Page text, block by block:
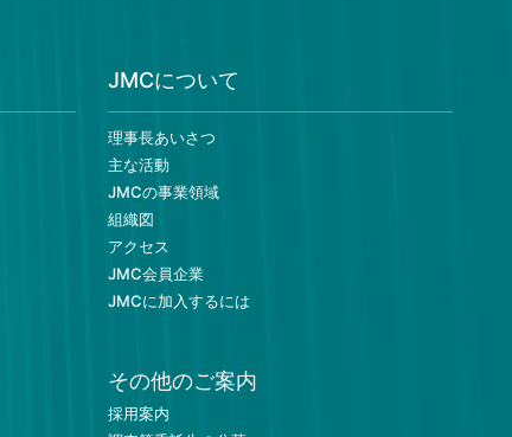
JMCについて
理事長あいさつ
主な活動
JMCの事業領域
組織図
アクセス
JMC会員企業
JMCに加入するには
その他のご案内
採用案内